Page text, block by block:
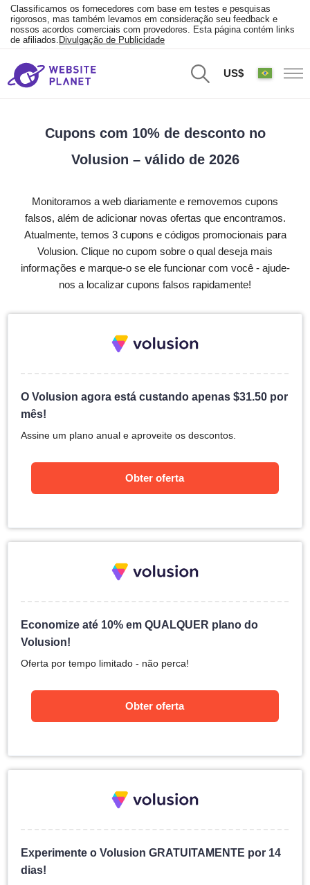
Classificamos os fornecedores com base em testes e pesquisas
rigorosos, mas também levamos em consideração seu feedback e
nossos acordos comerciais com provedores. Esta página contém links
de afiliados. Divulgação de Publicidade
US$
Cupons com 10% de desconto no
Volusion – válido de 2026
Monitoramos a web diariamente e removemos cupons
falsos, além de adicionar novas ofertas que encontramos.
Atualmente, temos 3 cupons e códigos promocionais para
Volusion. Clique no cupom sobre o qual deseja mais
informações e marque-o se ele funcionar com você - ajude-
nos a localizar cupons falsos rapidamente!
O Volusion agora está custando apenas$31.50 por
mês!
Assine um plano anual e aproveite os descontos.
Obter oferta
Economize até 10% em QUALQUER plano do
Volusion!
Oferta por tempo limitado - não perca!
Obter oferta
Experimente o Volusion GRATUITAMENTE por 14
dias!